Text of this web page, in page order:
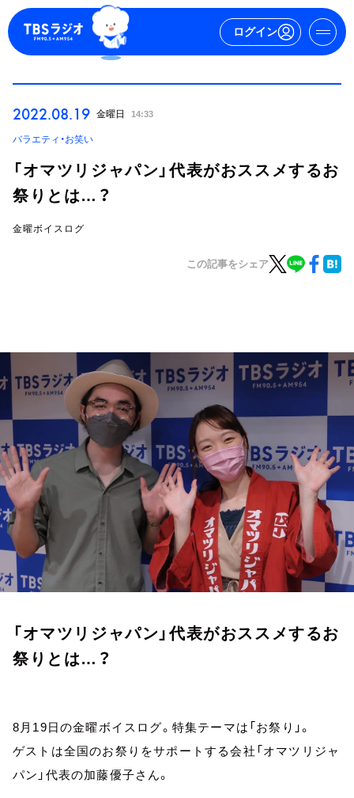
ログイン
ログイン
お知らせ
イベント・グッズ
YouTube
会社情報
2022.08.19 金曜日 14:33
バラエティ・お笑い
「オマツリジャパン」代表がおススメするお
祭りとは…？
金曜ボイスログ
この記事をシェア
「オマツリジャパン」代表がおススメするお
祭りとは…？
8月19日の金曜ボイスログ。特集テーマは「お祭り」。
ゲストは全国のお祭りをサポートする会社「オマツリジャ
パン」代表の加藤優子さん。